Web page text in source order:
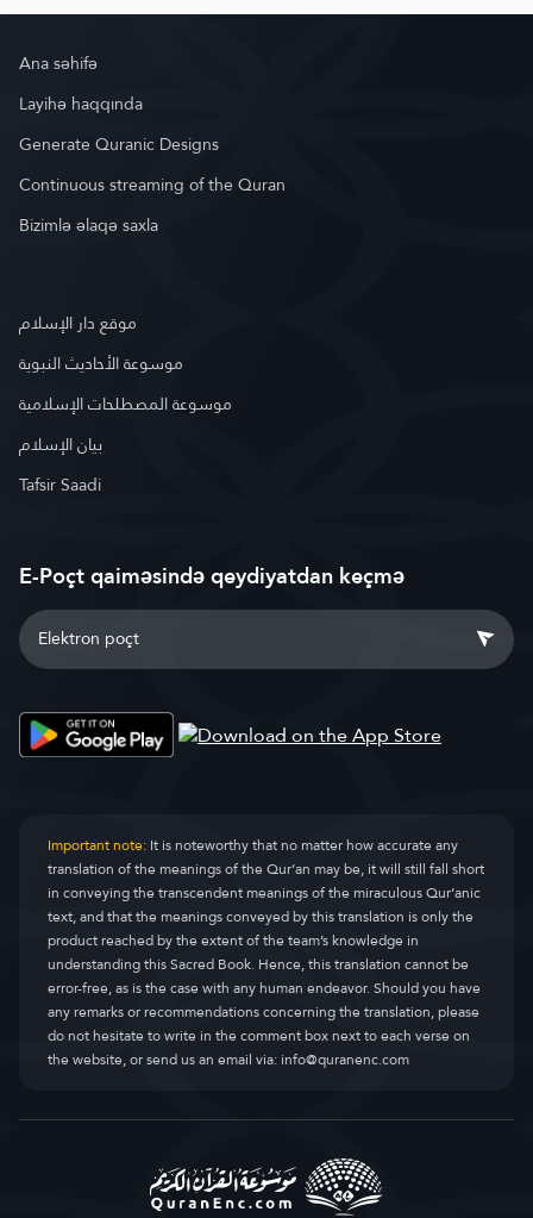
Ana səhifə
Layihə haqqında
Generate Quranic Designs
Continuous streaming of the Quran
Bizimlə əlaqə saxla
موقع دار الإسلام
موسوعة الأحاديث النبوية
موسوعة المصطلحات الإسلامية
بيان الإسلام
Tafsir Saadi
E-Poçt qaiməsində qeydiyatdan keçmə
Important note:It is noteworthy that no matter how accurate any
translation of the meanings of the Qur’an may be, it will still fall short
in conveying the transcendent meanings of the miraculous Qur’anic
text, and that the meanings conveyed by this translation is only the
product reached by the extent of the team’s knowledge in
understanding this Sacred Book. Hence, this translation cannot be
error-free, as is the case with any human endeavor. Should you have
any remarks or recommendations concerning the translation, please
do not hesitate to write in the comment box next to each verse on
the website, or send us an email via:info@quranenc.com